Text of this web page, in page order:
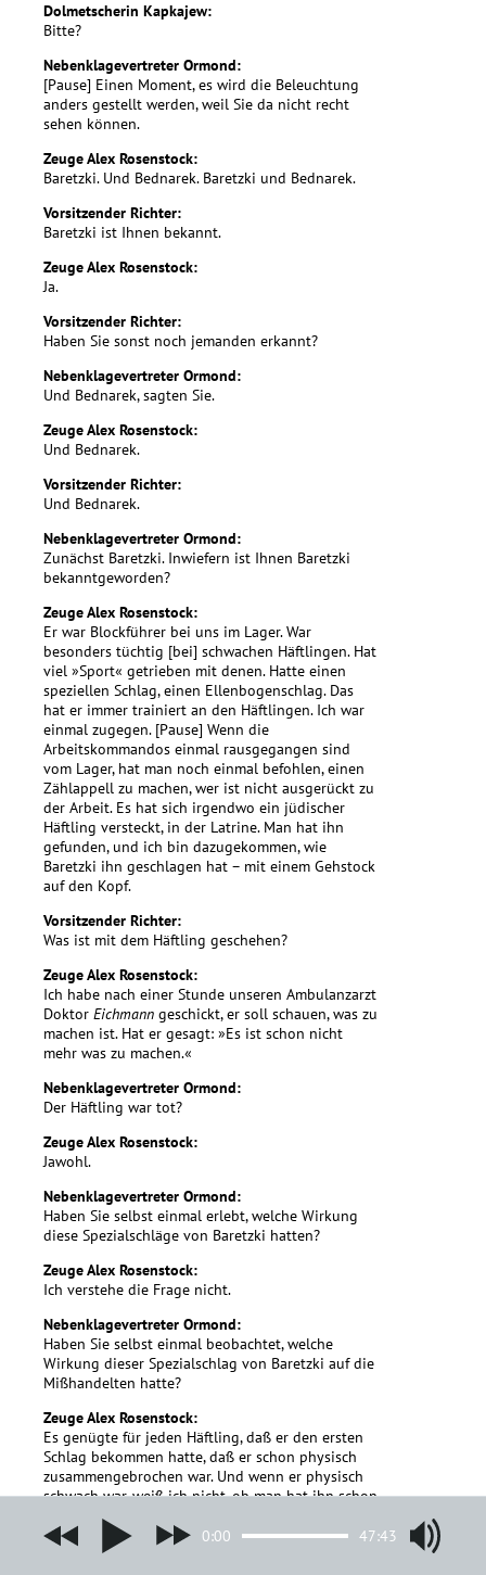
Dolmetscherin Kapkajew:
Bitte?
Nebenklagevertreter Ormond:
[Pause] Einen Moment, es wird die Beleuchtung
anders gestellt werden, weil Sie da nicht recht
sehen können.
Zeuge Alex Rosenstock:
Baretzki. Und Bednarek. Baretzki und Bednarek.
Vorsitzender Richter:
Baretzki ist Ihnen bekannt.
Zeuge Alex Rosenstock:
Ja.
Vorsitzender Richter:
Haben Sie sonst noch jemanden erkannt?
Nebenklagevertreter Ormond:
Und Bednarek, sagten Sie.
Zeuge Alex Rosenstock:
Und Bednarek.
Vorsitzender Richter:
Und Bednarek.
Nebenklagevertreter Ormond:
Zunächst Baretzki. Inwiefern ist Ihnen Baretzki
bekanntgeworden?
Zeuge Alex Rosenstock:
Er war Blockführer bei uns im Lager. War
besonders tüchtig [bei] schwachen Häftlingen. Hat
viel »Sport« getrieben mit denen. Hatte einen
speziellen Schlag, einen Ellenbogenschlag. Das
hat er immer trainiert an den Häftlingen. Ich war
einmal zugegen. [Pause] Wenn die
Arbeitskommandos einmal rausgegangen sind
vom Lager, hat man noch einmal befohlen, einen
Zählappell zu machen, wer ist nicht ausgerückt zu
der Arbeit. Es hat sich irgendwo ein jüdischer
Häftling versteckt, in der Latrine. Man hat ihn
gefunden, und ich bin dazugekommen, wie
Baretzki ihn geschlagen hat – mit einem Gehstock
auf den Kopf.
Vorsitzender Richter:
Was ist mit dem Häftling geschehen?
Zeuge Alex Rosenstock:
Ich habe nach einer Stunde unseren Ambulanzarzt
Doktor Eichmann geschickt, er soll schauen, was zu
machen ist. Hat er gesagt: »Es ist schon nicht
mehr was zu machen.«
Nebenklagevertreter Ormond:
Der Häftling war tot?
Zeuge Alex Rosenstock:
Jawohl.
Nebenklagevertreter Ormond:
Haben Sie selbst einmal erlebt, welche Wirkung
diese Spezialschläge von Baretzki hatten?
Zeuge Alex Rosenstock:
Ich verstehe die Frage nicht.
Nebenklagevertreter Ormond:
Haben Sie selbst einmal beobachtet, welche
Wirkung dieser Spezialschlag von Baretzki auf die
Mißhandelten hatte?
Zeuge Alex Rosenstock:
Es genügte für jeden Häftling, daß er den ersten
Schlag bekommen hatte, daß er schon physisch
zusammengebrochen war. Und wenn er physisch
schwach war, weiß ich nicht, ob man hat ihn schon
reingelassen hat in den Block. Da ist er schon
liegengeblieben. Und das war schon auch so wie
die Todesstrafe.
0:00 47:43